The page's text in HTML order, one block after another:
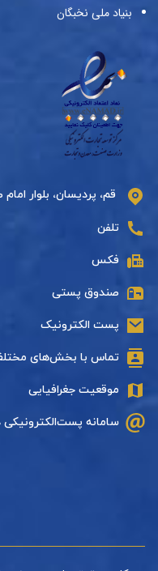
بنیاد ملی نخبگان
قم، پردیسان، بلوار
تلفن
فکس
صندوق پستی
پست الکترونیک
تماس با بخش‌های
موقعیت جغرافیایی
سامانه